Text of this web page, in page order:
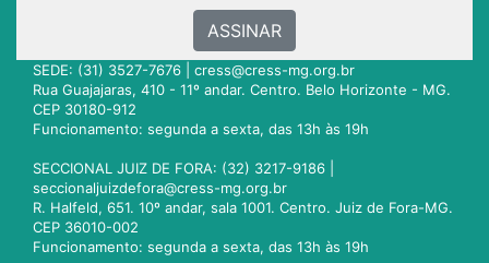
ASSINAR
SEDE: (31) 3527-7676 | cress@cress-mg.org.br
Rua Guajajaras, 410 - 11º andar. Centro. Belo Horizonte - MG.
CEP 30180-912
Funcionamento: segunda a sexta, das 13h às 19h
SECCIONAL JUIZ DE FORA: (32) 3217-9186 |
seccionaljuizdefora@cress-mg.org.br
R. Halfeld, 651. 10º andar, sala 1001. Centro. Juiz de Fora-MG.
CEP 36010-002
Funcionamento: segunda a sexta, das 13h às 19h